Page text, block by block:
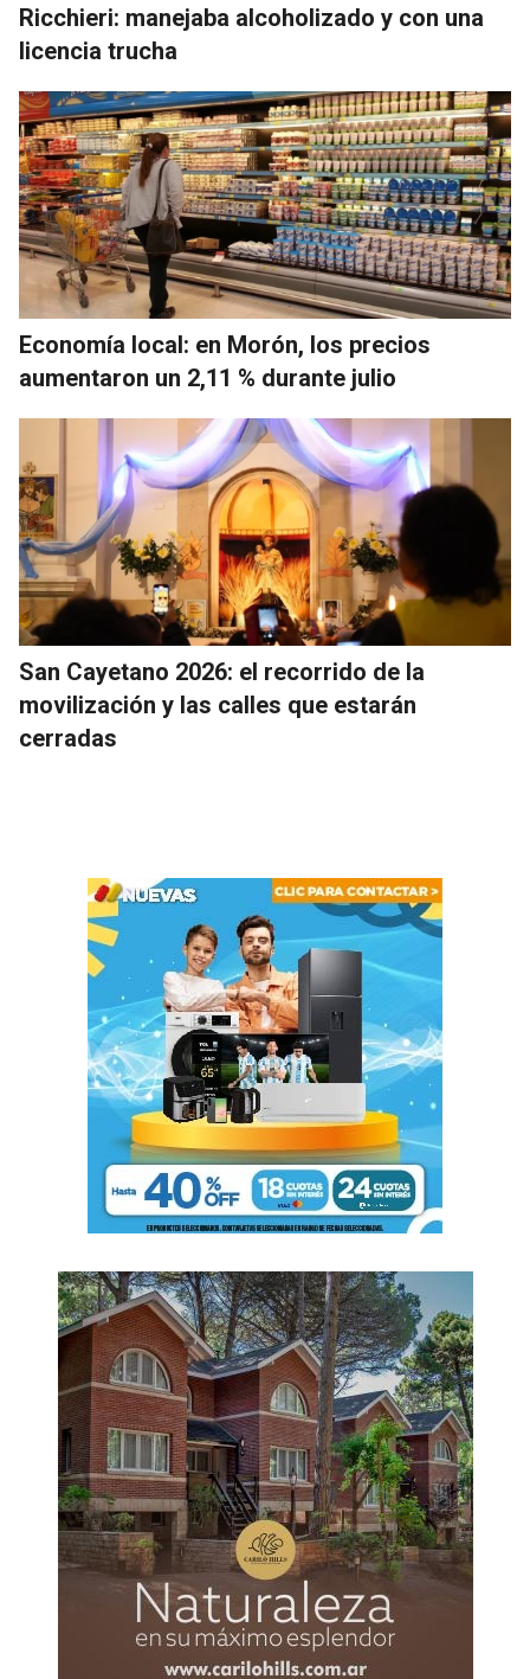
Ricchieri: manejaba alcoholizado y con una
licencia trucha
Economía local: en Morón, los precios
aumentaron un 2,11 % durante julio
San Cayetano 2026: el recorrido de la
movilización y las calles que estarán
cerradas